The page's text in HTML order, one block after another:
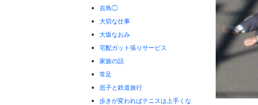
吉鳥◯
大切な仕事
大坂なおみ
宅配ガット張りサービス
家族の話
常足
息子と鉄道旅行
歩きが変わればテニスは上手くな